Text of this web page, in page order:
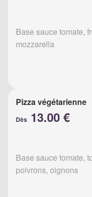
Base sauce tomate,
mozzarella
Pizza végétarienne
Dès 13.00 €
Base sauce tomate,
poivrons, oignons